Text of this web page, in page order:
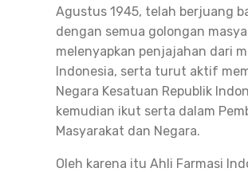
Agustus 1945, telah berjuang
dengan semua golongan
melenyapkan penjajahan dari
Indonesia, serta turut aktif
Negara Kesatuan Republik
kemudian ikut serta dalam
Masyarakat dan Negara.
Oleh karena itu Ahli Farmasi